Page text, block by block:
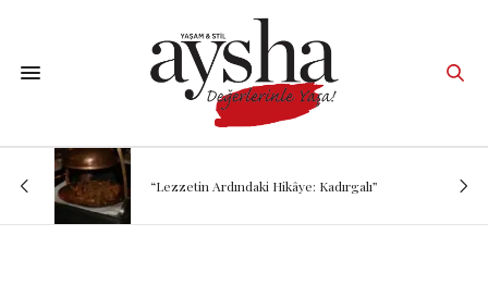
“Lezzetin Ardındaki Hikâye: Kadırgalı”